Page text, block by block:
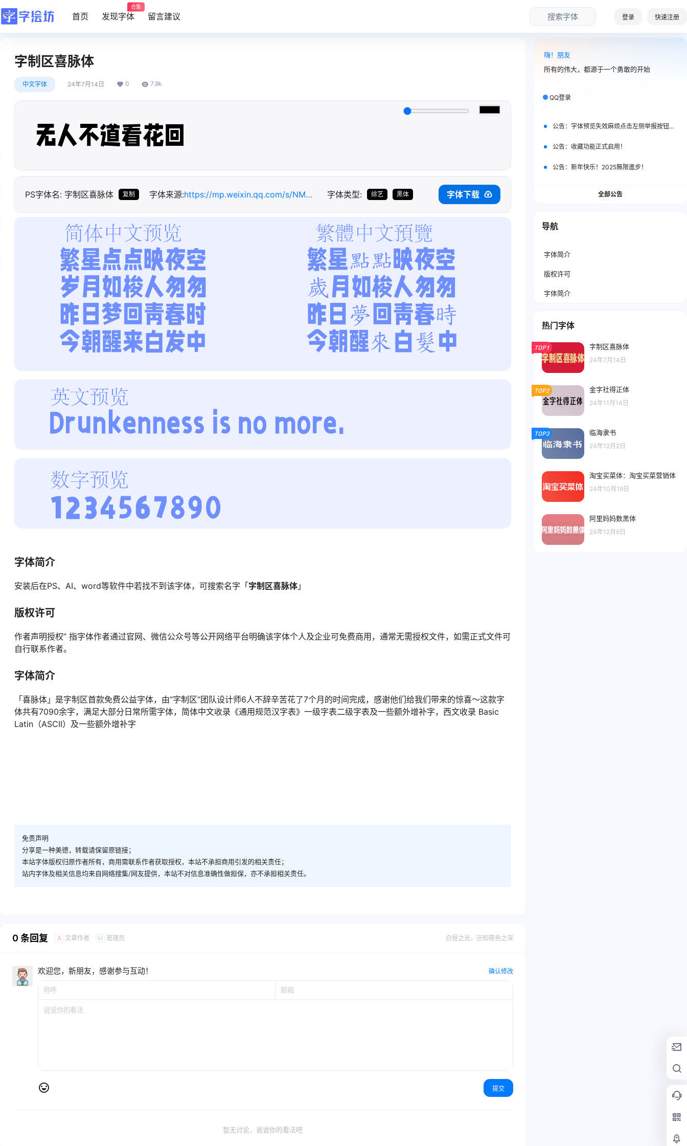
首页 发现字体
合集
留言建议 搜索字体 登录 快速注册
字制区喜脉体
中文字体 24年7月14日 0 7.9k
无人不道看花回
PS字体名: 字制区喜脉体 复制 字体来源:https://mp.weixin.qq.com/s/NM8tgr9t17vxGA0PKUBIDw
字体类型: 综艺 黑体 字体下载
字体简介
安装后在PS、AI、word等软件中若找不到该字体，可搜索名字「字制区喜脉体 」
版权许可
作者声明授权” 指字体作者通过官网、微信公众号等公开网络平台明确该字体个人及企业可免费商用，通常无需授权文件，如需正式文件可
自行联系作者。
字体简介
「喜脉体」是字制区首款免费公益字体，由“字制区”团队设计师6人不辞辛苦花了7个月的时间完成，感谢他们给我们带来的惊喜～这款字
体共有7090余字，满足大部分日常所需字体，简体中文收录《通用规范汉字表》一级字表二级字表及一些额外增补字，西文收录 Basic
Latin（ASCII）及一些额外增补字
免责声明
分享是一种美德，转载请保留原链接；
本站字体版权归原作者所有，商用需联系作者获取授权，本站不承担商用引发的相关责任；
站内字体及相关信息均来自网络搜集/网友提供，本站不对信息准确性做担保，亦不承担相关责任。
0 条回复 A 文章作者 M 管理员 白昼之光，岂知夜色之深
欢迎您，新朋友，感谢参与互动！ 确认修改
提交
暂无讨论，说说你的看法吧
嗨！朋友
所有的伟大，都源于一个勇敢的开始
QQ登录
公告： 字体预览失效麻烦点击左侧举报按钮举报一下。
公告： 收藏功能正式启用！
公告： 新年快乐！2025無限進步！
全部公告
导航
字体简介
版权许可
字体简介
热门字体
TOP1 字制区喜脉体
24年7月14日
TOP2 金字社得正体
24年11月14日
TOP3 临海隶书
24年12月2日
淘宝买菜体：淘宝买菜营销体
24年10月19日
阿里妈妈数黑体
24年12月6日